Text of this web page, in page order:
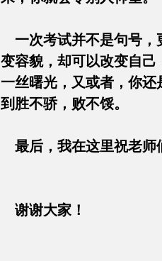
一次考试并不是句号，
变容貌，却可以改变自
一丝曙光，又或者，你
到胜不骄，败不馁
最后，我在
谢谢大家！
2015